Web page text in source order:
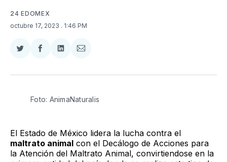
24 EDOMEX
octubre 17, 2023 . 1:46 PM
Compartir
Twitter
Compartir
Facebook
Compartir
LinkedIn
Compartir
Email
Foto: AnimaNaturalis
El Estado de México lidera la lucha contra el
maltrato animal con el Decálogo de Acciones para
la Atención del Maltrato Animal, convirtiendose en la